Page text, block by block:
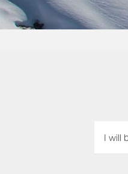
I will